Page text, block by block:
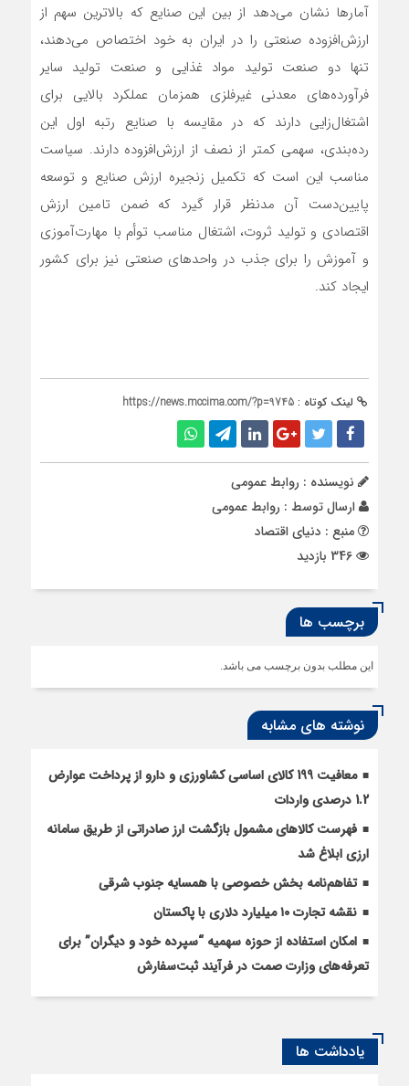
آمارها نشان می‎‌‌‌دهد از بین این صنایع که بالاترین سهم از
ارزش‌افزوده صنعتی را در ایران به خود اختصاص می‌دهند،
تنها دو صنعت تولید مواد غذایی و صنعت تولید سایر
فرآورده‌‌‌های معدنی غیرفلزی همزمان عملکرد بالایی برای
اشتغال‌زایی دارند که در مقایسه با صنایع رتبه اول این
رده‌‌‌بندی، سهمی کمتر از نصف از ارزش‌افزوده دارند. سیاست
مناسب این است که تکمیل زنجیره ارزش صنایع و توسعه
پایین‌دست آن مدنظر قرار گیرد که ضمن تامین ارزش
اقتصادی و تولید ثروت، اشتغال مناسب توأم با مهارت‌آموزی
و آموزش را برای جذب در واحدهای صنعتی نیز برای کشور
ایجاد کند.
لینک کوتاه : https://news.mccima.com/?p=9745
نویسنده : روابط عمومی
ارسال توسط : روابط عمومی
منبع : دنیای اقتصاد
برچسب ها
این مطلب بدون برچسب می باشد.
نوشته های مشابه
معافیت 199 کالای اساسی کشاورزی و دارو از پرداخت عوارض
1.2 درصدی واردات
فهرست کالاهای مشمول بازگشت ارز صادراتی از طریق سامانه
ارزی ابلاغ شد
تفاهم‌نامه بخش خصوصی با همسایه جنوب شرقی
نقشه تجارت ۱۰‌ میلیارد دلاری با پاکستان
امکان استفاده از حوزه سهمیه “سپرده خود و دیگران” برای
تعرفه‌های وزارت صمت در فرآیند ثبت‌سفارش
یادداشت ها